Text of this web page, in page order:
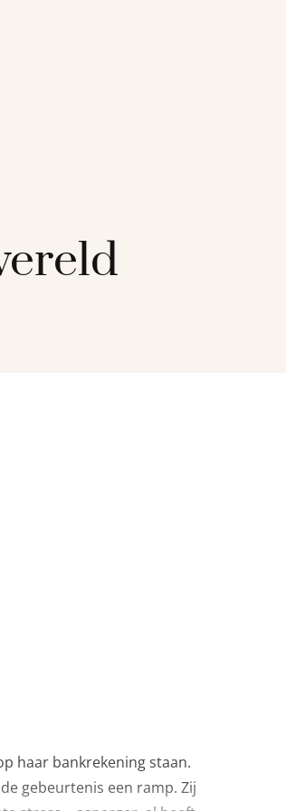
haar bankrekening staan.
gebeurtenis een ramp. Zij